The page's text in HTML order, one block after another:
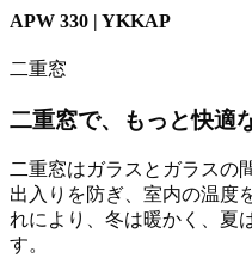
APW 330 | YKKAP
二重窓
二重窓で、もっと快適
二重窓はガラスとガラスの
出入りを防ぎ、室内の温度
れにより、冬は暖かく、夏
す。